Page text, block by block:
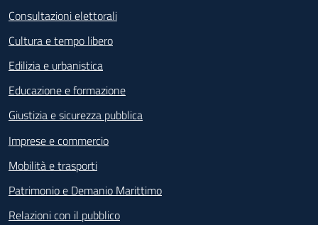
Consultazioni elettorali
Cultura e tempo libero
Edilizia e urbanistica
Educazione e formazione
Giustizia e sicurezza pubblica
Imprese e commercio
Mobilità e trasporti
Patrimonio e Demanio Marittimo
Relazioni con il pubblico